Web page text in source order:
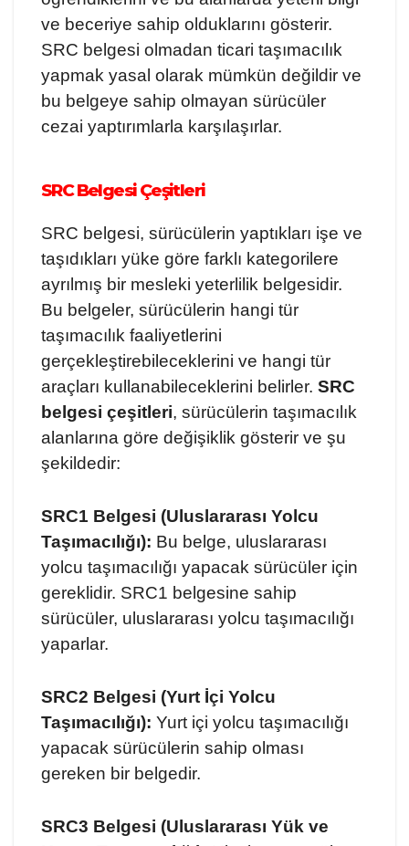
ve beceriye sahip olduklarını gösterir.
SRC belgesi olmadan ticari taşımacılık
yapmak yasal olarak mümkün değildir ve
bu belgeye sahip olmayan sürücüler
cezai yaptırımlarla karşılaşırlar.
SRC Belgesi Çeşitleri
SRC belgesi, sürücülerin yaptıkları işe ve
taşıdıkları yüke göre farklı kategorilere
ayrılmış bir mesleki yeterlilik belgesidir.
Bu belgeler, sürücülerin hangi tür
taşımacılık faaliyetlerini
gerçekleştirebileceklerini ve hangi tür
araçları kullanabileceklerini belirler. SRC
belgesi çeşitleri, sürücülerin taşımacılık
alanlarına göre değişiklik gösterir ve şu
şekildedir:
SRC1 Belgesi (Uluslararası Yolcu
Taşımacılığı): Bu belge, uluslararası
yolcu taşımacılığı yapacak sürücüler için
gereklidir. SRC1 belgesine sahip
sürücüler, uluslararası yolcu taşımacılığı
yaparlar.
SRC2 Belgesi (Yurt İçi Yolcu
Taşımacılığı): Yurt içi yolcu taşımacılığı
yapacak sürücülerin sahip olması
gereken bir belgedir.
SRC3 Belgesi (Uluslararası Yük ve